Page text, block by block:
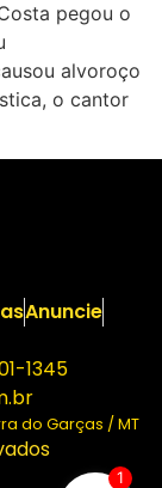
pegou o
alvoroço
o cantor
Anuncie
1345
do Garças / MT
1